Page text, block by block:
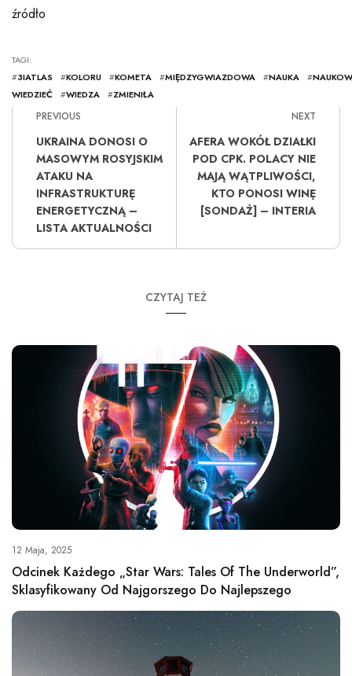
źródło
TAGI:
#3IATLAS #KOLORU #KOMETA #MIĘDZYGWIAZDOWA #NAUKA #
WIEDZIEĆ
#WIEDZA #ZMIENIŁA
PREVIOUS
UKRAINA DONOSI O
MASOWYM ROSYJSKIM
ATAKU NA
INFRASTRUKTURĘ
ENERGETYCZNĄ –
LISTA AKTUALNOŚCI
NEXT
AFERA WOKÓŁ DZIAŁKI
POD CPK. POLACY NIE
MAJĄ WĄTPLIWOŚCI,
KTO PONOSI WINĘ
[SONDAŻ] – INTERIA
CZYTAJ TEŻ
12 Maja, 2025
Odcinek Każdego „Star Wars: Tales Of The Underworld”,
Sklasyfikowany Od Najgorszego Do Najlepszego